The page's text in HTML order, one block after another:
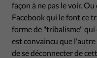
façon à ne pas le voir.
Facebook qui le font ce
forme de "tribalisme" qui
est convaincu que
de se déconnecter de